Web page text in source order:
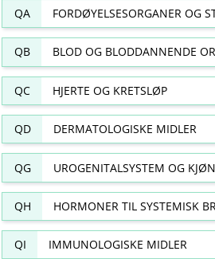
QA FORDØYELSESORGANER OG
QB BLOD OG BLODDANNENDE
QC HJERTE OG KRETSLØP
QD DERMATOLOGISKE MIDLER
QG UROGENITALSYSTEM OG
QH HORMONER TIL SYSTEMISK
QI IMMUNOLOGISKE MIDLER